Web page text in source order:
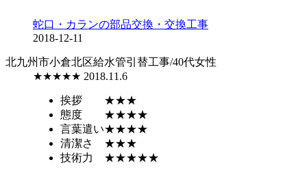
蛇口・カランの部品交換・交換工事
2018-12-11
北九州市小倉北区給水管引替工事/40代女性
★★★★★ 2018.11.6
挨拶 ★★★
態度 ★★★★
言葉遣い★★★★
清潔さ ★★★
技術力 ★★★★★